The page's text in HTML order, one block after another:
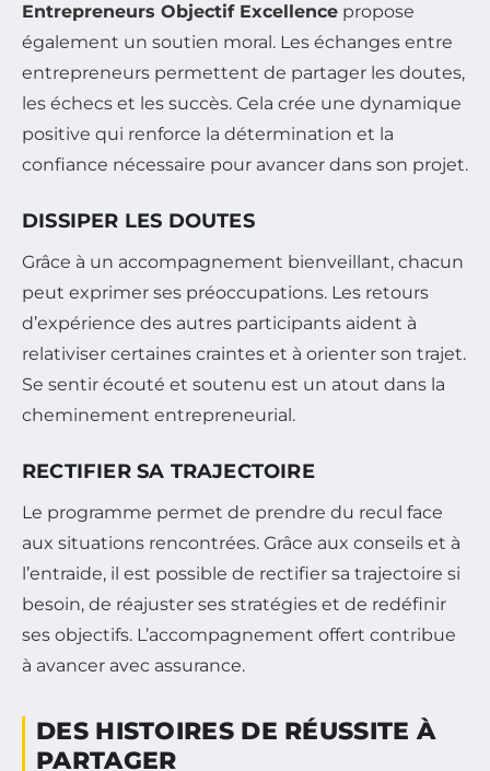
Entrepreneurs Objectif Excellence propose
également un soutien moral. Les échanges entre
entrepreneurs permettent de partager les doutes,
les échecs et les succès. Cela crée une dynamique
positive qui renforce la détermination et la
confiance nécessaire pour avancer dans son projet.
DISSIPER LES DOUTES
Grâce à un accompagnement bienveillant, chacun
peut exprimer ses préoccupations. Les retours
d’expérience des autres participants aident à
relativiser certaines craintes et à orienter son trajet.
Se sentir écouté et soutenu est un atout dans la
cheminement entrepreneurial.
RECTIFIER SA TRAJECTOIRE
Le programme permet de prendre du recul face
aux situations rencontrées. Grâce aux conseils et à
l’entraide, il est possible de rectifier sa trajectoire si
besoin, de réajuster ses stratégies et de redéfinir
ses objectifs. L’accompagnement offert contribue
à avancer avec assurance.
DES HISTOIRES DE RÉUSSITE À
PARTAGER